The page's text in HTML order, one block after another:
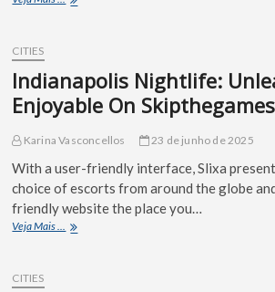
CITIES
Indianapolis Nightlife:
Enjoyable On Skipthegames
Karina Vasconcellos 23 de junho de 2025
With a user-friendly interface, Slixa
choice of escorts from around the globe
friendly website the place you…
Veja Mais ...
CITIES